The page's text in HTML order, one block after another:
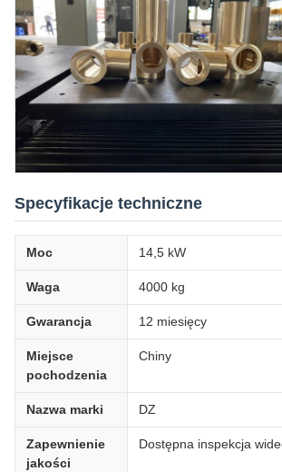
Specyfikacje techniczne
Moc 14,5 kW
Waga 4000 kg
Gwarancja 12 miesięcy
Miejsce
pochodzenia
Chiny
Nazwa marki DZ
Zapewnienie
jakości
Dostępna inspekcja